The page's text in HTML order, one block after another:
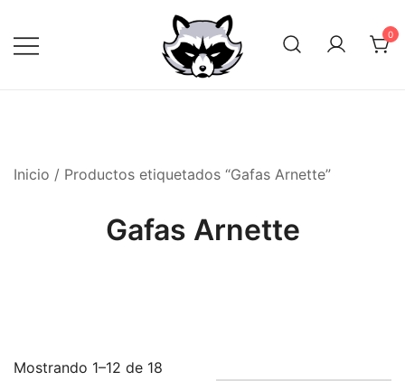
contenido
0
Inicio / Productos etiquetados “Gafas Arnette”
Gafas Arnette
Mostrando 1–12 de 18